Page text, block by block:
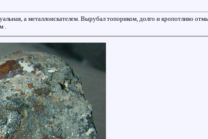
а металлоискателем. Вырубал топориком, долго и кропотливо
.